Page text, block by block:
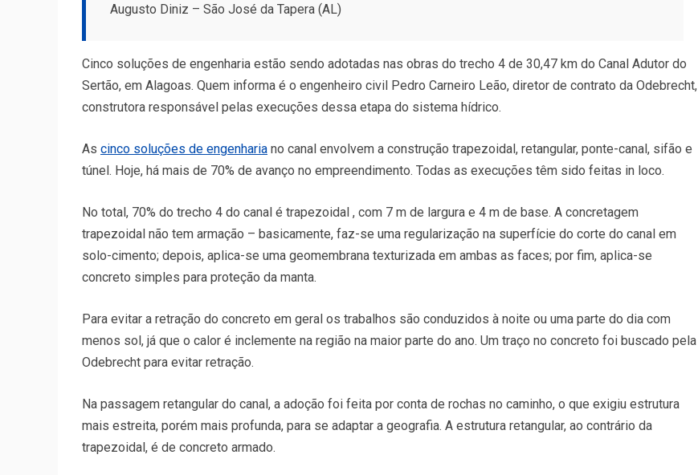
Augusto Diniz – São José da Tapera (AL)
Cinco soluções de engenharia estão sendo adotadas nas obras do trecho 4 de 30,47 km do Canal Adutor do
Sertão, em Alagoas. Quem informa é o engenheiro civil Pedro Carneiro Leão, diretor de contrato da Odebrecht,
construtora responsável pelas execuções dessa etapa do sistema hídrico.
As cinco soluções de engenharia no canal envolvem a construção trapezoidal, retangular, ponte-canal, sifão e
túnel. Hoje, há mais de 70% de avanço no empreendimento. Todas as execuções têm sido feitas in loco.
No total, 70% do trecho 4 do canal é trapezoidal , com 7 m de largura e 4 m de base. A concretagem
trapezoidal não tem armação – basicamente, faz-se uma regularização na superfície do corte do canal em
solo-cimento; depois, aplica-se uma geomembrana texturizada em ambas as faces; por fim, aplica-se
concreto simples para proteção da manta.
Para evitar a retração do concreto em geral os trabalhos são conduzidos à noite ou uma parte do dia com
menos sol, já que o calor é inclemente na região na maior parte do ano. Um traço no concreto foi buscado pela
Odebrecht para evitar retração.
Na passagem retangular do canal, a adoção foi feita por conta de rochas no caminho, o que exigiu estrutura
mais estreita, porém mais profunda, para se adaptar a geografia. A estrutura retangular, ao contrário da
trapezoidal, é de concreto armado.